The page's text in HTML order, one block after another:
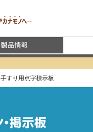
手すり用点字標示板